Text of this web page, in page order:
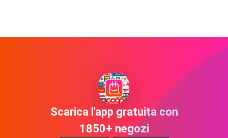
Scarica l'app gratuita con
1850+ negozi